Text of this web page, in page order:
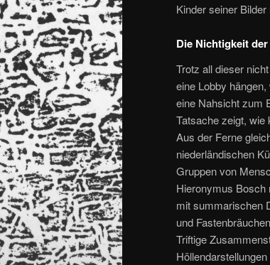
Kinder seiner
Die Nichtigkeit
Trotz all dieser
eine Lobby
eine Nahsicht zum
Tatsache zeigt, wie
Aus der Ferne
niederländischen
Gruppen von
Hieronymus Bosch
mit summarischen
und
Triftige